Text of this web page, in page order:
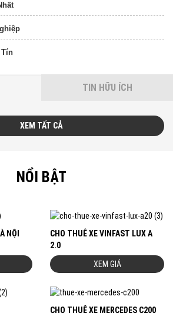
TIN HỮU ÍCH
XEM TẤT CẢ
NỔI BẬT
NỘI
CHO THUÊ XE VINFAST LUX A
2.0
XEM GIÁ
CHO THUÊ XE MERCEDES C200